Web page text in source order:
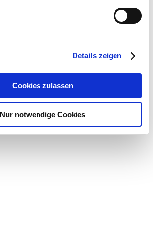
Details zeigen
Cookies zulassen
Nur notwendige Cookies